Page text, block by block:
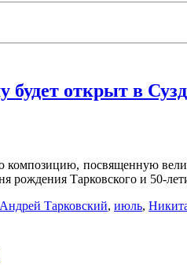
открыт в
композицию, посвященную
Тарковского и 50-
Андрей Тарковский, июль,